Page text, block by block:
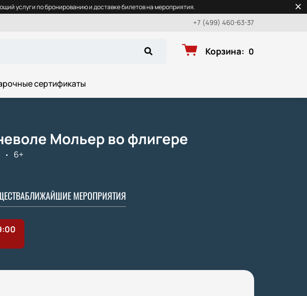
услуги по бронированию и доставке билетов на мероприятия.
+7 (499) 460-63-37
Корзина: 0
сертификаты
Мольер во флигере
6+
БЛИЖАЙШИЕ МЕРОПРИЯТИЯ